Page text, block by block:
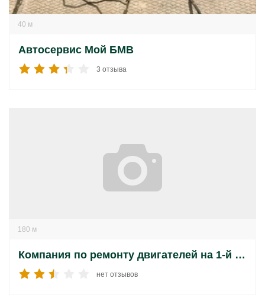
40 м
Автосервис Мой БМВ
3 отзыва
180 м
Компания по ремонту двигателей на 1-й Стекольной улице
нет отзывов